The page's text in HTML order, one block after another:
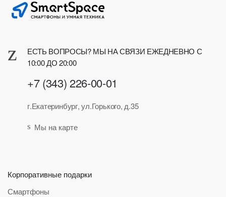
ЕСТЬ ВОПРОСЫ? МЫ НА СВЯЗИ ЕЖЕДНЕВНО С
10:00 ДО 20:00
+7 (343) 226-00-01
г.Екатеринбург, ул.Горького, д.35
Мы на карте
Корпоративные подарки
Смартфоны